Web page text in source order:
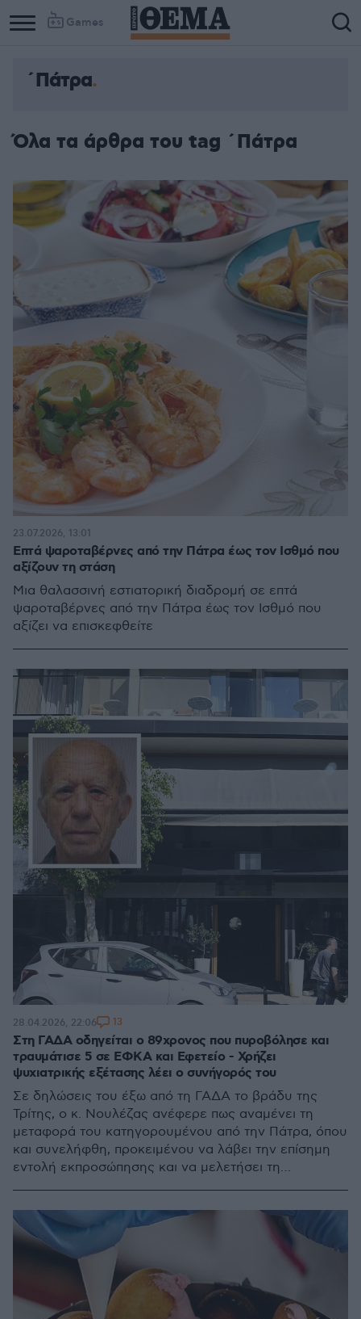
Games
΄Πάτρα
Όλα τα άρθρα του tag ΄Πάτρα
Επτά ψαροταβέρνες από την Πάτρα έως τον Ισθμό που
αξίζουν τη στάση
Μια θαλασσινή εστιατορική διαδρομή σε επτά
ψαροταβέρνες από την Πάτρα έως τον Ισθμό που
αξίζει να επισκεφθείτε
23.07.2026, 13:01
Στη ΓΑΔΑ οδηγείται ο 89χρονος που πυροβόλησε και
τραυμάτισε 5 σε ΕΦΚΑ και Εφετείο - Χρήζει
ψυχιατρικής εξέτασης λέει ο συνήγορός του
​Σε δηλώσεις του έξω από τη ΓΑΔΑ το βράδυ της
Τρίτης, ο κ. Νουλέζας ανέφερε πως αναμένει τη
μεταφορά του κατηγορουμένου από την Πάτρα, όπου
και συνελήφθη, προκειμένου να λάβει την επίσημη
εντολή εκπροσώπησης και να μελετήσει τη
28.04.2026, 22:06 13